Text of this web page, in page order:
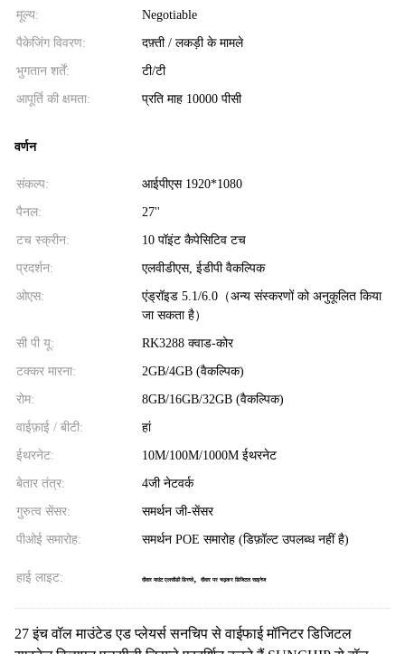
मूल्य: Negotiable
पैकेजिंग विवरण: दफ़्ती / लकड़ी के मामले
भुगतान शर्तें: टी/टी
आपूर्ति की क्षमता: प्रति माह 10000 पीसी
वर्णन
संकल्प: आईपीएस 1920*1080
पैनल: 27''
टच स्क्रीन: 10 पॉइंट कैपेसिटिव टच
प्रदर्शन: एलवीडीएस, ईडीपी वैकल्पिक
ओएस:
एंड्रॉइड 5.1/6.0（अन्य संस्करणों को अनुकूलित किया
जा सकता है）
सी पी यू: RK3288 क्वाड-कोर
टक्कर मारना: 2GB/4GB (वैकल्पिक)
रोम: 8GB/16GB/32GB (वैकल्पिक)
वाईफ़ाई / बीटी: हां
ईथरनेट: 10M/100M/1000M ईथरनेट
बेतार तंत्र: 4जी नेटवर्क
गुरुत्व सेंसर: समर्थन जी-सेंसर
पीओई समारोह: समर्थन POE समारोह (डिफ़ॉल्ट उपलब्ध नहीं है)
हाई लाइट: दीवार माउंट एलसीडी डिस्प्ले, दीवार पर चढ़कर डिजिटल साइनेज
27 इंच वॉल माउंटेड एड प्लेयर्स सनचिप से वाईफाई मॉनिटर डिजिटल